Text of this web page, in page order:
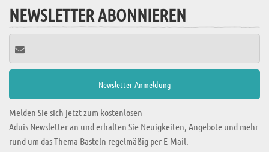
NEWSLETTER ABONNIEREN
Melden Sie sich jetzt zum kostenlosen
Aduis Newsletter an und erhalten Sie Neuigkeiten, Angebote und mehr
rund um das Thema Basteln regelmäßig per E-Mail.